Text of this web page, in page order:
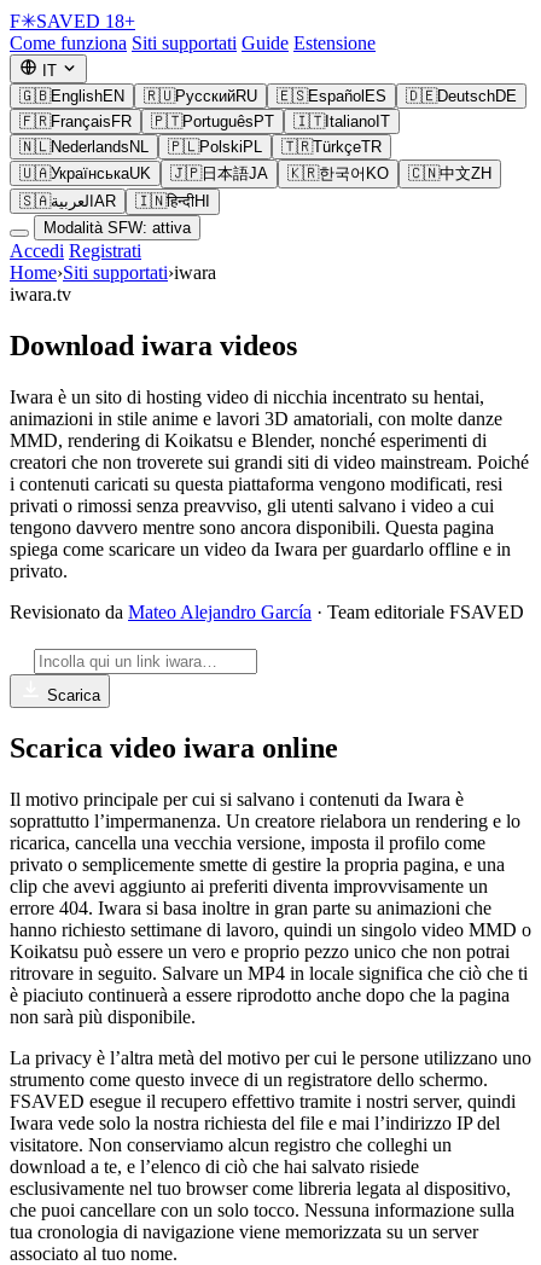
F✳SAVED 18+
Come funziona Siti supportati Guide Estensione
IT
🇬🇧EnglishEN 🇷🇺РусскийRU 🇪🇸Español ES 🇩🇪DeutschDE
🇫🇷Français FR 🇵🇹Português PT 🇮🇹Italiano IT
🇳🇱Nederlands NL 🇵🇱Polski PL 🇹🇷TürkçeTR
🇺🇦УкраїнськаUK 🇯🇵日本語JA 🇰🇷한국어 KO 🇨🇳中文ZH
🇸🇦العربية AR 🇮🇳हिन्दीHI
Modalità SFW: attiva
Accedi Registrati
Home›Siti supportati›iwara
iwara.tv
Download iwara videos
Iwara è un sito di hosting video di nicchia incentrato su hentai,
animazioni in stile anime e lavori 3D amatoriali, con molte danze
MMD, rendering di Koikatsu e Blender, nonché esperimenti di
creatori che non troverete sui grandi siti di video mainstream. Poiché
i contenuti caricati su questa piattaforma vengono modificati, resi
privati o rimossi senza preavviso, gli utenti salvano i video a cui
tengono davvero mentre sono ancora disponibili. Questa pagina
spiega come scaricare un video da Iwara per guardarlo offline e in
privato.
Revisionato da Mateo Alejandro García · Team editoriale FSAVED
Scarica
Scarica video iwara online
Il motivo principale per cui si salvano i contenuti da Iwara è
soprattutto l’impermanenza. Un creatore rielabora un rendering e lo
ricarica, cancella una vecchia versione, imposta il profilo come
privato o semplicemente smette di gestire la propria pagina, e una
clip che avevi aggiunto ai preferiti diventa improvvisamente un
errore 404. Iwara si basa inoltre in gran parte su animazioni che
hanno richiesto settimane di lavoro, quindi un singolo video MMD o
Koikatsu può essere un vero e proprio pezzo unico che non potrai
ritrovare in seguito. Salvare un MP4 in locale significa che ciò che ti
è piaciuto continuerà a essere riprodotto anche dopo che la pagina
non sarà più disponibile.
La privacy è l’altra metà del motivo per cui le persone utilizzano uno
strumento come questo invece di un registratore dello schermo.
FSAVED esegue il recupero effettivo tramite i nostri server, quindi
Iwara vede solo la nostra richiesta del file e mai l’indirizzo IP del
visitatore. Non conserviamo alcun registro che colleghi un
download a te, e l’elenco di ciò che hai salvato risiede
esclusivamente nel tuo browser come libreria legata al dispositivo,
che puoi cancellare con un solo tocco. Nessuna informazione sulla
tua cronologia di navigazione viene memorizzata su un server
associato al tuo nome.